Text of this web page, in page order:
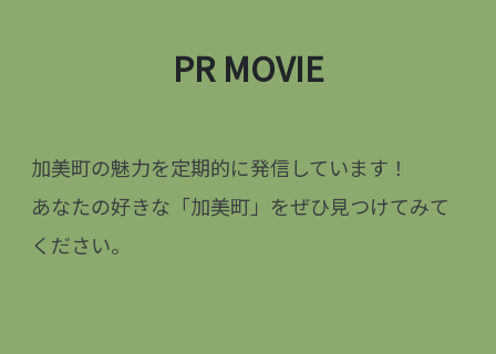
PR MOVIE
加美町の魅力を定期的に発信しています！
あなたの好きな「加美町」をぜひ見つけてみて
ください。